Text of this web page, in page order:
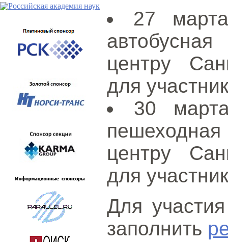
27
центру
для
30
центру
для
Для
заполнить